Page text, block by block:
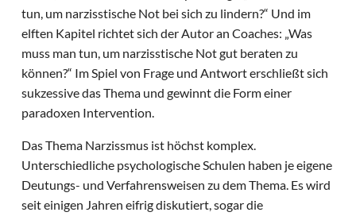
tun, um narzisstische Not bei sich zu lindern?“ Und im
elften Kapitel richtet sich der Autor an Coaches: „Was
muss man tun, um narzisstische Not gut beraten zu
können?“ Im Spiel von Frage und Antwort erschließt sich
sukzessive das Thema und gewinnt die Form einer
paradoxen Intervention.
Das Thema Narzissmus ist höchst komplex.
Unterschiedliche psychologische Schulen haben je eigene
Deutungs- und Verfahrensweisen zu dem Thema. Es wird
seit einigen Jahren eifrig diskutiert, sogar die